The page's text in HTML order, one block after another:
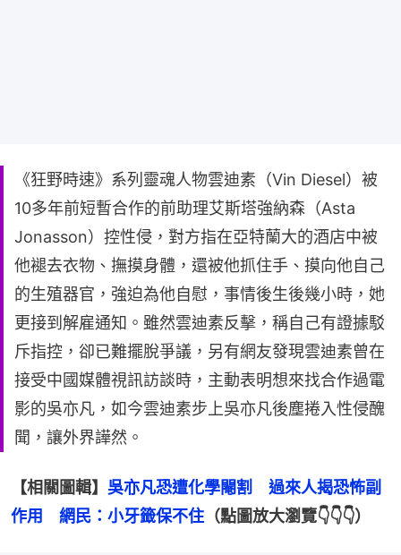
《狂野時速》系列靈魂人物雲迪素（Vin Diesel）被
10多年前短暫合作的前助理艾斯塔強納森（Asta
Jonasson）控性侵，對方指在亞特蘭大的酒店中被
他褪去衣物、撫摸身體，還被他抓住手、摸向他自己
的生殖器官，強迫為他自慰，事情後生後幾小時，她
更接到解雇通知。雖然雲迪素反擊，稱自己有證據駁
斥指控，卻已難擺脫爭議，另有網友發現雲迪素曾在
接受中國媒體視訊訪談時，主動表明想來找合作過電
影的吳亦凡，如今雲迪素步上吳亦凡後塵捲入性侵醜
聞，讓外界譁然。
【相關圖輯】 吳亦凡恐遭化學閹割　過來人揭恐怖副
作用　網民：小牙籤保不住 （點圖放大瀏覽👇👇👇）